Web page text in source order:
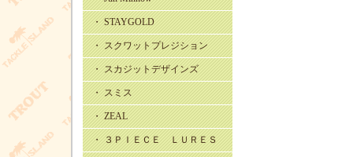
・ STAYGOLD
・ スクワットプレジション
・ スカジットデザインズ
・ スミス
・ ZEAL
・ ３ＰＩＥＣＥ ＬＵＲＥＳ